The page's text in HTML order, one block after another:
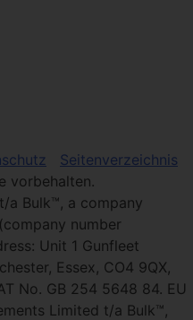
Seitenverzeichnis
vorbehalten.
a Bulk™, a company
number
Unit 1 Gunfleet
Essex, CO4 9QX,
No. GB 254 5648 84. EU
Limited t/a Bulk™,